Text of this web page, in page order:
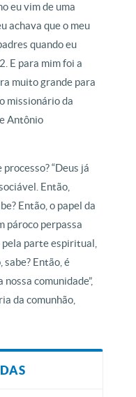
eu vim de uma
achava que o meu
quando eu
E para mim foi a
muito grande para
missionário da
Antônio
“Deus já
Então,
Então, o papel da
pároco perpassa
parte espiritual,
sabe? Então, é
comunidade”,
da comunhão,